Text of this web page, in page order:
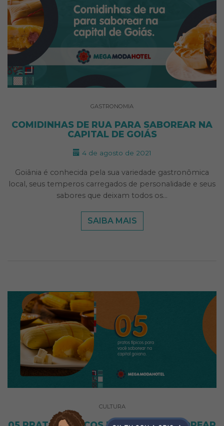
GASTRONOMIA
COMIDINHAS DE RUA PARA SABOREAR NA
CAPITAL DE GOIÁS
4 de agosto de 2021
Goiânia é conhecida pela sua variedade gastronômica
local, seus temperos carregados de personalidade e seus
sabores que deixam todos os…
SAIBA MAIS
CULTURA